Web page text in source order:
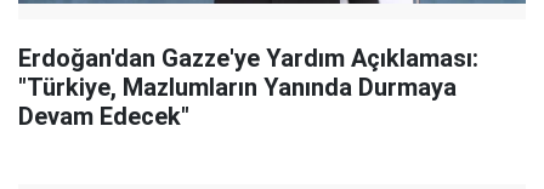
Erdoğan'dan Gazze'ye Yardım Açıklaması:
"Türkiye, Mazlumların Yanında Durmaya
Devam Edecek"